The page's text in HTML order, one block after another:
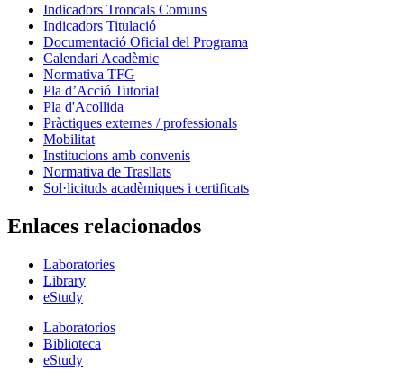
Indicadors Troncals Comuns
Indicadors Titulació
Documentació Oficial del Programa
Calendari Acadèmic
Normativa TFG
Pla d’Acció Tutorial
Pla d'Acollida
Pràctiques externes / professionals
Mobilitat
Institucions amb convenis
Normativa de Trasllats
Sol·licituds acadèmiques i certificats
Enlaces relacionados
Laboratories
Library
eStudy
Laboratorios
Biblioteca
eStudy